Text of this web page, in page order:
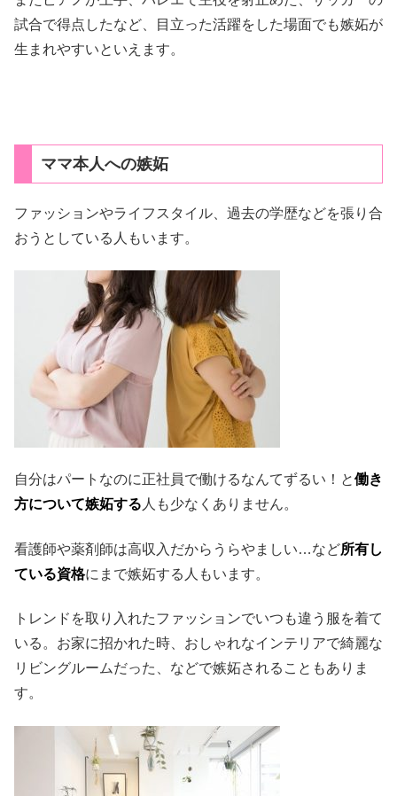
試合で得点したなど、目立った活躍をした場面でも嫉妬が
生まれやすいといえます。
ママ本人への嫉妬
ファッションやライフスタイル、過去の学歴などを張り合
おうとしている人もいます。
自分はパートなのに正社員で働けるなんてずるい！と働き
方について嫉妬する人も少なくありません。
看護師や薬剤師は高収入だからうらやましい…など所有し
ている資格にまで嫉妬する人もいます。
トレンドを取り入れたファッションでいつも違う服を着て
いる。お家に招かれた時、おしゃれなインテリアで綺麗な
リビングルームだった、などで嫉妬されることもありま
す。